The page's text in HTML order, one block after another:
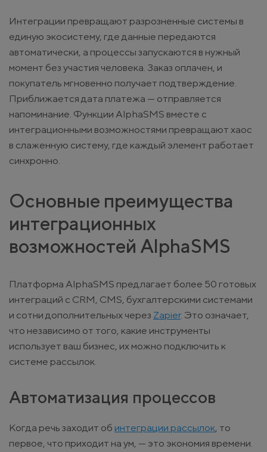
Интеграции превращают разрозненные системы в
единую экосистему, где данные передаются
автоматически, а процессы запускаются в нужный
момент без участия человека. Заказ оплачен, и
покупатель мгновенно получает подтверждение.
Приближается дата платежа — отправляется
напоминание. Функции AlphaSMS вместе с
интеграционными возможностями превращают хаос
в слаженную систему, где каждый элемент работает
синхронно.
Основные преимущества
интеграционных
возможностей AlphaSMS
Платформа AlphaSMS предлагает более 50 готовых
интеграций с CRM, CMS, бухгалтерскими системами
и сотни дополнительных через Zapier. Это означает,
что независимо от того, какие инструменты
использует ваш бизнес, их можно подключить к
системе рассылок.
Автоматизация процессов
Когда речь заходит об интеграции рассылок, то
первое, что приходит на ум, — это экономия времени.